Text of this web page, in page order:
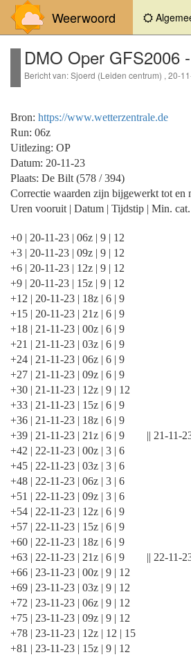
Weerwoord
DMO Oper GFS2006
Bericht van: Sjoerd (Leiden centrum) , 20-
Bron: https://www.wetterzentrale.de
Run: 06z
Uitlezing: OP
Datum: 20-11-23
Plaats: De Bilt (578 / 394)
Correctie waarden zijn bijgewerkt tot en
Uren vooruit | Datum | Tijdstip | Min.
+0 | 20-11-23 | 06z | 9 | 12
+3 | 20-11-23 | 09z | 9 | 12
+6 | 20-11-23 | 12z | 9 | 12
+9 | 20-11-23 | 15z | 9 | 12
+12 | 20-11-23 | 18z | 6 | 9
+15 | 20-11-23 | 21z | 6 | 9
+18 | 21-11-23 | 00z | 6 | 9
+21 | 21-11-23 | 03z | 6 | 9
+24 | 21-11-23 | 06z | 6 | 9
+27 | 21-11-23 | 09z | 6 | 9
+30 | 21-11-23 | 12z | 9 | 12
+33 | 21-11-23 | 15z | 6 | 9
+36 | 21-11-23 | 18z | 6 | 9
+39 | 21-11-23 | 21z | 6 | 9 || 21-11-
+42 | 22-11-23 | 00z | 3 | 6
+45 | 22-11-23 | 03z | 3 | 6
+48 | 22-11-23 | 06z | 3 | 6
+51 | 22-11-23 | 09z | 3 | 6
+54 | 22-11-23 | 12z | 6 | 9
+57 | 22-11-23 | 15z | 6 | 9
+60 | 22-11-23 | 18z | 6 | 9
+63 | 22-11-23 | 21z | 6 | 9 || 22-11-
+66 | 23-11-23 | 00z | 9 | 12
+69 | 23-11-23 | 03z | 9 | 12
+72 | 23-11-23 | 06z | 9 | 12
+75 | 23-11-23 | 09z | 9 | 12
+78 | 23-11-23 | 12z | 12 | 15
+81 | 23-11-23 | 15z | 9 | 12